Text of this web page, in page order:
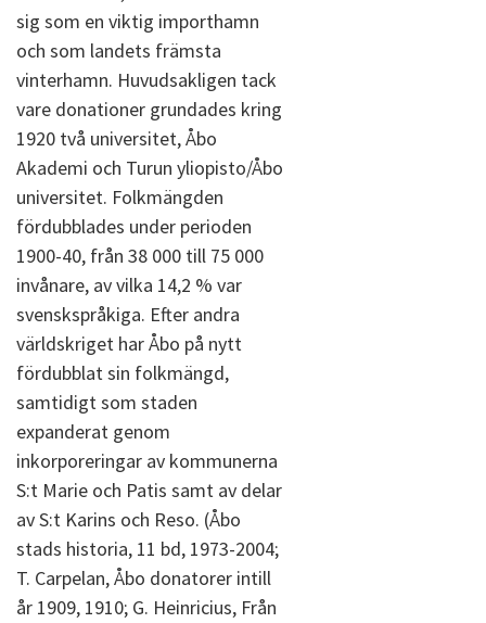
sig som en viktig importhamn
och som landets främsta
vinterhamn. Huvudsakligen tack
vare donationer grundades kring
1920 två universitet, Åbo
Akademi och Turun yliopisto/Åbo
universitet. Folkmängden
fördubblades under perioden
1900-40, från 38 000 till 75 000
invånare, av vilka 14,2 % var
svenskspråkiga. Efter andra
världskriget har Åbo på nytt
fördubblat sin folkmängd,
samtidigt som staden
expanderat genom
inkorporeringar av kommunerna
S:t Marie och Patis samt av delar
av S:t Karins och Reso. (Åbo
stads historia, 11 bd, 1973-2004;
T. Carpelan, Åbo donatorer intill
år 1909, 1910; G. Heinricius, Från